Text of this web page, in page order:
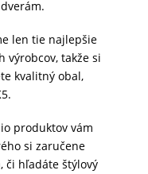
len tie najlepšie
výrobcov, takže si
kvalitný obal,
produktov vám
si zaručene
či hľadáte štýlový